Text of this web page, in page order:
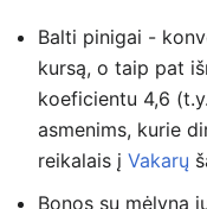
Balti pinigai -
kursą, o taip pat
koeficientu 4,6
asmenims, kurie
reikalais į Vakarų
Bonos su mėlyna